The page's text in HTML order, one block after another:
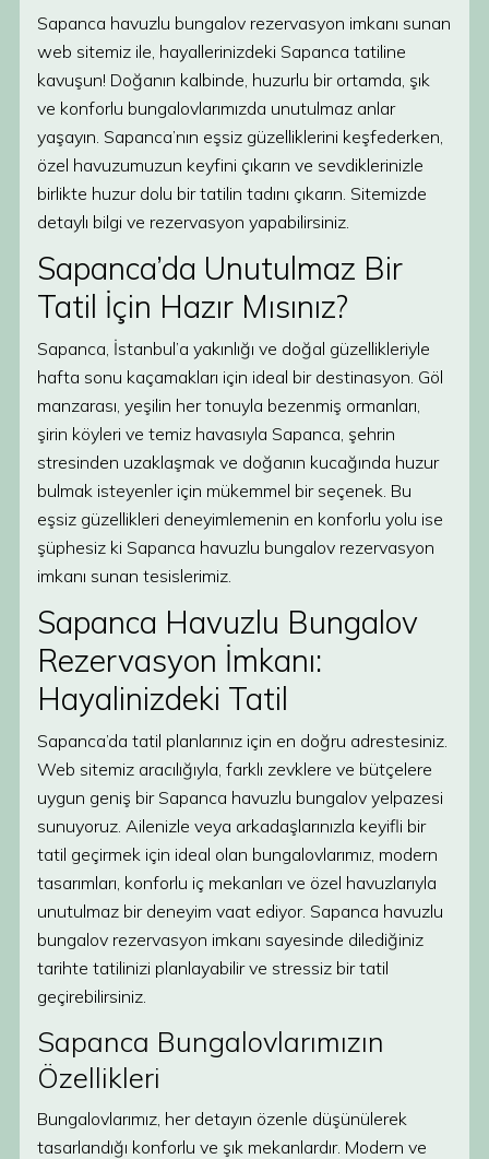
Sapanca havuzlu bungalov rezervasyon imkanı sunan
web sitemiz ile, hayallerinizdeki Sapanca tatiline
kavuşun! Doğanın kalbinde, huzurlu bir ortamda, şık
ve konforlu bungalovlarımızda unutulmaz anlar
yaşayın. Sapanca’nın eşsiz güzelliklerini keşfederken,
özel havuzumuzun keyfini çıkarın ve sevdiklerinizle
birlikte huzur dolu bir tatilin tadını çıkarın. Sitemizde
detaylı bilgi ve rezervasyon yapabilirsiniz.
Sapanca’da Unutulmaz Bir
Tatil İçin Hazır Mısınız?
Sapanca, İstanbul’a yakınlığı ve doğal güzellikleriyle
hafta sonu kaçamakları için ideal bir destinasyon. Göl
manzarası, yeşilin her tonuyla bezenmiş ormanları,
şirin köyleri ve temiz havasıyla Sapanca, şehrin
stresinden uzaklaşmak ve doğanın kucağında huzur
bulmak isteyenler için mükemmel bir seçenek. Bu
eşsiz güzellikleri deneyimlemenin en konforlu yolu ise
şüphesiz ki Sapanca havuzlu bungalov rezervasyon
imkanı sunan tesislerimiz.
Sapanca Havuzlu Bungalov
Rezervasyon İmkanı:
Hayalinizdeki Tatil
Sapanca’da tatil planlarınız için en doğru adrestesiniz.
Web sitemiz aracılığıyla, farklı zevklere ve bütçelere
uygun geniş bir Sapanca havuzlu bungalov yelpazesi
sunuyoruz. Ailenizle veya arkadaşlarınızla keyifli bir
tatil geçirmek için ideal olan bungalovlarımız, modern
tasarımları, konforlu iç mekanları ve özel havuzlarıyla
unutulmaz bir deneyim vaat ediyor. Sapanca havuzlu
bungalov rezervasyon imkanı sayesinde dilediğiniz
tarihte tatilinizi planlayabilir ve stressiz bir tatil
geçirebilirsiniz.
Sapanca Bungalovlarımızın
Özellikleri
Bungalovlarımız, her detayın özenle düşünülerek
tasarlandığı konforlu ve şık mekanlardır. Modern ve